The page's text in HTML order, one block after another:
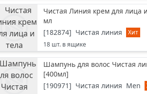
Чистая Линия крем для лица
мл
[182874] Чистая линия
Хит
18 шт. в ящике
Шампунь для волос Чистая
[400мл]
[190971] Чистая линия Men